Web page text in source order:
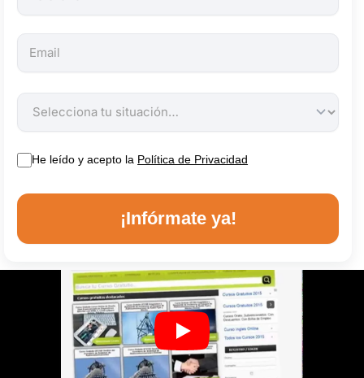
He leído y acepto la Política de Privacidad
¡Infórmate ya!